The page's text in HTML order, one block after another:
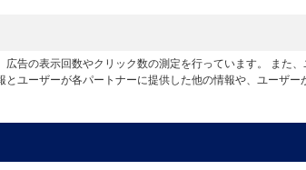
告の表示回数やクリック数の測定を行っています。 また
ユーザーが各パートナーに提供した他の情報や、ユーザ